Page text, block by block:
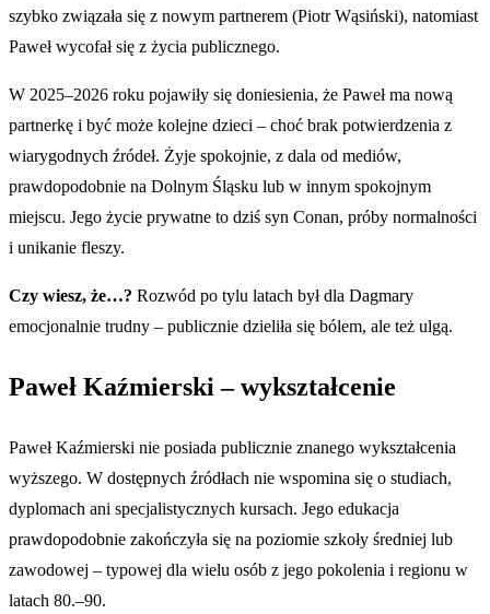
szybko związała się z nowym partnerem (Piotr Wąsiński), natomiast
Paweł wycofał się z życia publicznego.
W 2025–2026 roku pojawiły się doniesienia, że Paweł ma nową
partnerkę i być może kolejne dzieci – choć brak potwierdzenia z
wiarygodnych źródeł. Żyje spokojnie, z dala od mediów,
prawdopodobnie na Dolnym Śląsku lub w innym spokojnym
miejscu. Jego życie prywatne to dziś syn Conan, próby normalności
i unikanie fleszy.
Czy wiesz, że…? Rozwód po tylu latach był dla Dagmary
emocjonalnie trudny – publicznie dzieliła się bólem, ale też ulgą.
Paweł Kaźmierski – wykształcenie
Paweł Kaźmierski nie posiada publicznie znanego wykształcenia
wyższego. W dostępnych źródłach nie wspomina się o studiach,
dyplomach ani specjalistycznych kursach. Jego edukacja
prawdopodobnie zakończyła się na poziomie szkoły średniej lub
zawodowej – typowej dla wielu osób z jego pokolenia i regionu w
latach 80.–90.